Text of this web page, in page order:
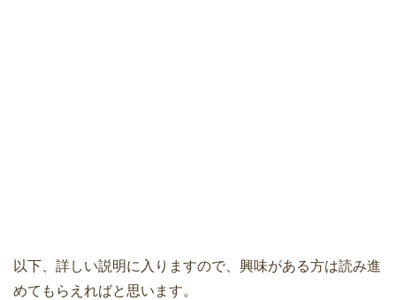
以下、詳しい説明に入りますので、興味がある方は読み進
めてもらえればと思います。